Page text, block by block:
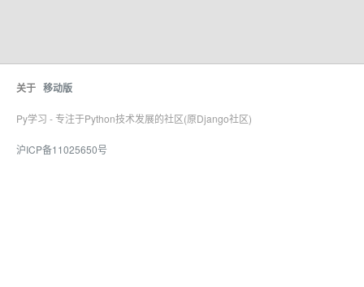
关于 移动版
Py学习 - 专注于Python技术发展的社区(原Django社区)
沪ICP备11025650号